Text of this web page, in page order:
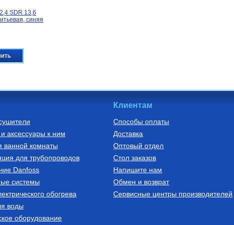
SDR 13,6
синяя
баки для
для
50 л 50H
аксессуары к ним
ванной комнаты
для трубопроводов
Danfoss
системы
обогрева
воды
оборудование
Клиентам
Способы оплаты
Доставка
Оптовый отдел
Стол заказов
Напишите нам
Обмен и возврат
Сервисные центры производителей